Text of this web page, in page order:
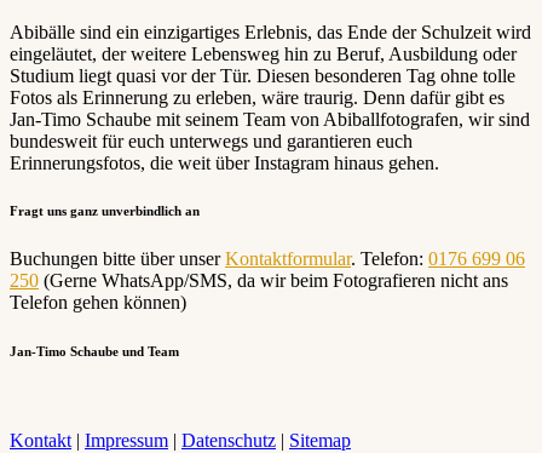
Abibälle sind ein einzigartiges Erlebnis, das Ende der Schulzeit wird
eingeläutet, der weitere Lebensweg hin zu Beruf, Ausbildung oder
Studium liegt quasi vor der Tür. Diesen besonderen Tag ohne tolle
Fotos als Erinnerung zu erleben, wäre traurig. Denn dafür gibt es
Jan-Timo Schaube mit seinem Team von Abiballfotografen, wir sind
bundesweit für euch unterwegs und garantieren euch
Erinnerungsfotos, die weit über Instagram hinaus gehen.
Fragt uns ganz unverbindlich an
Buchungen bitte über unserKontaktformular. Telefon: 0176 699 06
250 (Gerne WhatsApp/SMS, da wir beim Fotografieren nicht ans
Telefon gehen können)
Jan-Timo Schaube und Team
Kontakt | Impressum | Datenschutz | Sitemap